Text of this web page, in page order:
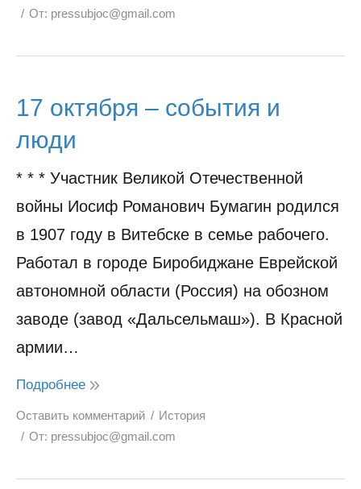
От: pressubjoc@gmail.com
17 октября – события и
люди
* * * Участник Великой Отечественной
войны Иосиф Романович Бумагин родился
в 1907 году в Витебске в семье рабочего.
Работал в городе Биробиджане Еврейской
автономной области (Россия) на обозном
заводе (завод «Дальсельмаш»). В Красной
армии…
Подробнее
Оставить комментарий
История
От: pressubjoc@gmail.com